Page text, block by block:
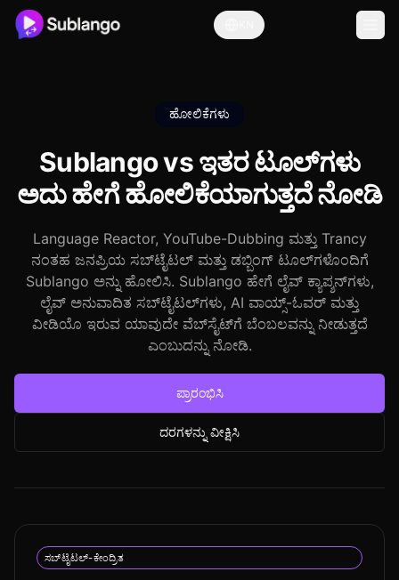
ಹೋಲಿಕೆಗಳು
Sublango vs ಇತರ ಟೂಲ್‌ಗಳು
ಅದು ಹೇಗೆ ಹೋಲಿಕೆಯಾಗುತ್ತದೆ ನೋಡಿ
Language Reactor, YouTube-Dubbing ಮತ್ತು Trancy
ನಂತಹ ಜನಪ್ರಿಯ ಸಬ್‌ಟೈಟಲ್ ಮತ್ತು ಡಬ್ಬಿಂಗ್ ಟೂಲ್‌ಗಳೊಂದಿಗೆ
Sublango ಅನ್ನು ಹೋಲಿಸಿ. Sublango ಹೇಗೆ ಲೈವ್ ಕ್ಯಾಪ್ಶನ್‌ಗಳು,
ಲೈವ್ ಅನುವಾದಿತ ಸಬ್‌ಟೈಟಲ್‌ಗಳು, AI ವಾಯ್ಸ್-ಓವರ್ ಮತ್ತು
ವೀಡಿಯೊ ಇರುವ ಯಾವುದೇ ವೆಬ್‌ಸೈಟ್‌ಗೆ ಬೆಂಬಲವನ್ನು ನೀಡುತ್ತದೆ
ಎಂಬುದನ್ನು ನೋಡಿ.
ಪ್ರಾರಂಭಿಸಿ
ದರಗಳನ್ನು ವೀಕ್ಷಿಸಿ
ಸಬ್‌ಟೈಟಲ್-ಕೇಂದ್ರಿತ